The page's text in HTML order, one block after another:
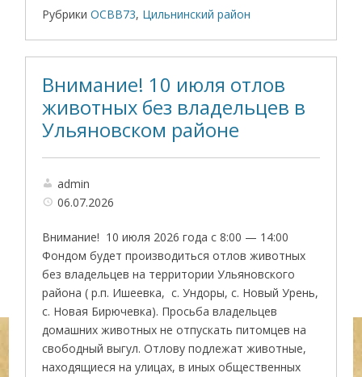
Рубрики ОСВВ73, Цильнинский район
Внимание! 10 июля отлов
животных без владельцев в
Ульяновском районе
admin
06.07.2026
Внимание! 10 июля 2026 года с 8:00 — 14:00
Фондом будет производиться отлов животных
без владельцев на территории Ульяновского
района ( р.п. Ишеевка, с. Ундоры, с. Новый Урень,
с. Новая Бирючевка). Просьба владельцев
домашних животных не отпускать питомцев на
свободный выгул. Отлову подлежат животные,
находящиеся на улицах, в иных общественных